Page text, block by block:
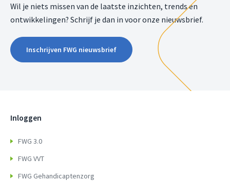
Wil je niets missen van de laatste inzichten, trends en
ontwikkelingen? Schrijf je dan in voor onze nieuwsbrief.
Inschrijven FWG nieuwsbrief
Inloggen
FWG 3.0
FWG VVT
FWG Gehandicaptenzorg